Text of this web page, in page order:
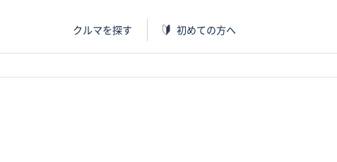
クルマを探す 初めての方へ